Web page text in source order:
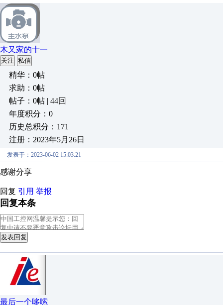
木又家的十一
关注 私信
精华：0帖
求助：0帖
帖子：0帖 | 44回
年度积分：0
历史总积分：171
注册：2023年5月26日
发表于：2023-06-02 15:03:21
感谢分享
回复 引用 举报
回复本条
发表回复
最后一个哆嗦